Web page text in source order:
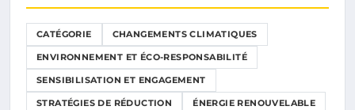
CATÉGORIE CHANGEMENTS CLIMATIQUES
ENVIRONNEMENT ET ÉCO-RESPONSABILITÉ
SENSIBILISATION ET ENGAGEMENT
STRATÉGIES DE RÉDUCTION ÉNERGIE RENOUVELABLE